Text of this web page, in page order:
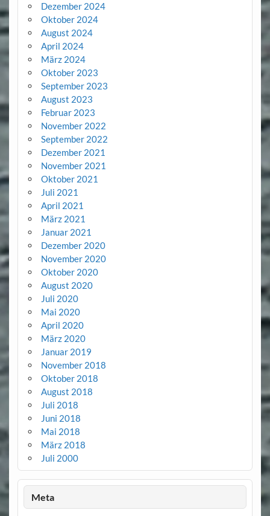
Dezember 2024
Oktober 2024
August 2024
April 2024
März 2024
Oktober 2023
September 2023
August 2023
Februar 2023
November 2022
September 2022
Dezember 2021
November 2021
Oktober 2021
Juli 2021
April 2021
März 2021
Januar 2021
Dezember 2020
November 2020
Oktober 2020
August 2020
Juli 2020
Mai 2020
April 2020
März 2020
Januar 2019
November 2018
Oktober 2018
August 2018
Juli 2018
Juni 2018
Mai 2018
März 2018
Juli 2000
Meta